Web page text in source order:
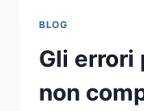
DA
BLOG
Gli errori
non